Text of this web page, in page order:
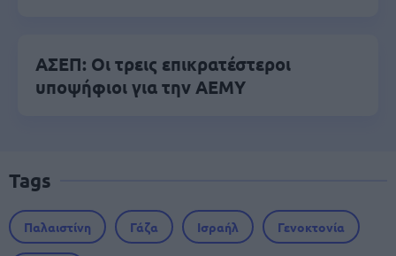
ΑΣΕΠ: Οι τρεις επικρατέστεροι
υποψήφιοι για την ΑΕΜΥ
Tags
Παλαιστίνη Γάζα Ισραήλ Γενοκτονία